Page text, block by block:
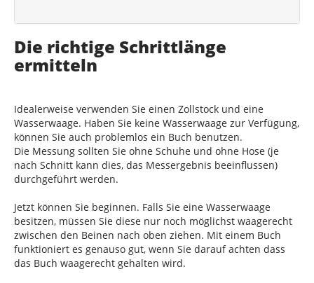
Die richtige Schrittlänge
ermitteln
Idealerweise verwenden Sie einen Zollstock und eine
Wasserwaage. Haben Sie keine Wasserwaage zur Verfügung,
können Sie auch problemlos ein Buch benutzen.
Die Messung sollten Sie ohne Schuhe und ohne Hose (je
nach Schnitt kann dies, das Messergebnis beeinflussen)
durchgeführt werden.
Jetzt können Sie beginnen. Falls Sie eine Wasserwaage
besitzen, müssen Sie diese nur noch möglichst waagerecht
zwischen den Beinen nach oben ziehen. Mit einem Buch
funktioniert es genauso gut, wenn Sie darauf achten dass
das Buch waagerecht gehalten wird.